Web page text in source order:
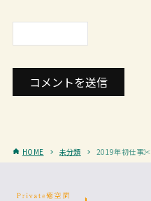
HOME 未分類 2019年初仕事✂️